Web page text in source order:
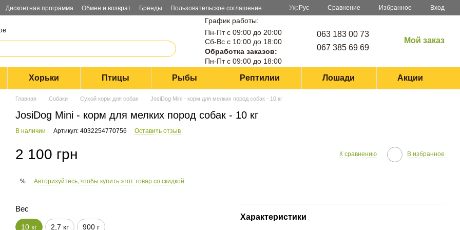
Дисконтная программа Обмен и возврат Бренды
Пользовательское соглашение
Укр Рус Сравнение Избранное Вход
График работы:
Пн-Пт с 09:00 до 20:00
Сб-Вс с 10:00 до 18:00
Обработка заказов:
Пн-Пт с 09:00 до 18:00
063 183 00 73
067 385 69 69
Мой заказ
Хорьки Птицы Рыбы Рептилии Лошади Акции
Главная Собаки Сухой корм для собак JosiDog Mini - корм для мелких пород собак - 10 кг
JosiDog Mini - корм для мелких пород собак - 10 кг
В наличии Артикул: 4032254770756 Оставить отзыв
2 100 грн К сравнению В избранное
% Авторизуйтесь, чтобы купить этот товар со скидкой
Вес
10 кг 2,7 кг 900 г
Характеристики